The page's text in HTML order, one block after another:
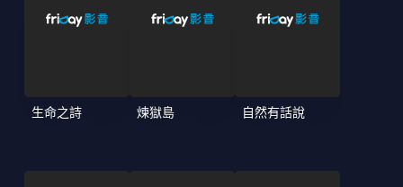
生命之詩 煉獄島 自然有話說